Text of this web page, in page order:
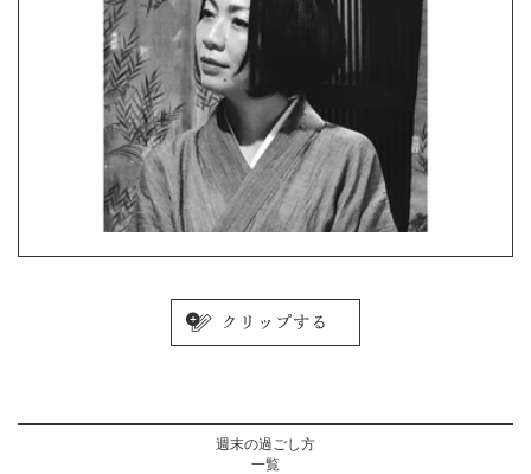
週末の過ごし方
一覧